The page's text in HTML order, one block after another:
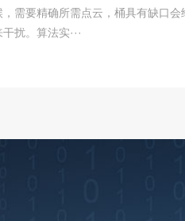
精确所需点云，桶具有缺口会给提
法实···